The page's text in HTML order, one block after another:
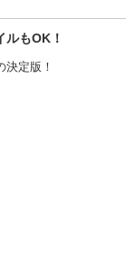
もOK！
定版！